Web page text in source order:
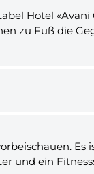
Hotel
zu Fuß die
und ein